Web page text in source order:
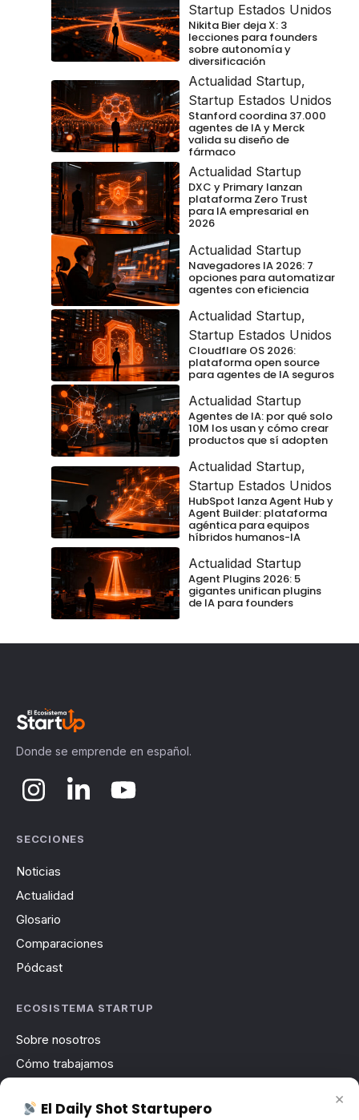
Startup Estados Unidos
Nikita Bier deja X: 3
lecciones para founders
sobre autonomía y
diversificación
Actualidad Startup,
Startup Estados Unidos
Stanford coordina 37.000
agentes de IA y Merck
valida su diseño de
fármaco
Actualidad Startup
DXC y Primary lanzan
plataforma Zero Trust
para IA empresarial en
2026
Actualidad Startup
Navegadores IA 2026: 7
opciones para automatizar
agentes con eficiencia
Actualidad Startup,
Startup Estados Unidos
Cloudflare OS 2026:
plataforma open source
para agentes de IA seguros
Actualidad Startup
Agentes de IA: por qué solo
10M los usan y cómo crear
productos que sí adopten
Actualidad Startup,
Startup Estados Unidos
HubSpot lanza Agent Hub y
Agent Builder: plataforma
agéntica para equipos
híbridos humanos-IA
Actualidad Startup
Agent Plugins 2026: 5
gigantes unifican plugins
de IA para founders
Donde se emprende en español.
SECCIONES
Noticias
Actualidad
Glosario
Comparaciones
Pódcast
ECOSISTEMA STARTUP
Sobre nosotros
Cómo trabajamos
Contacto
×
El Daily Shot Startupero